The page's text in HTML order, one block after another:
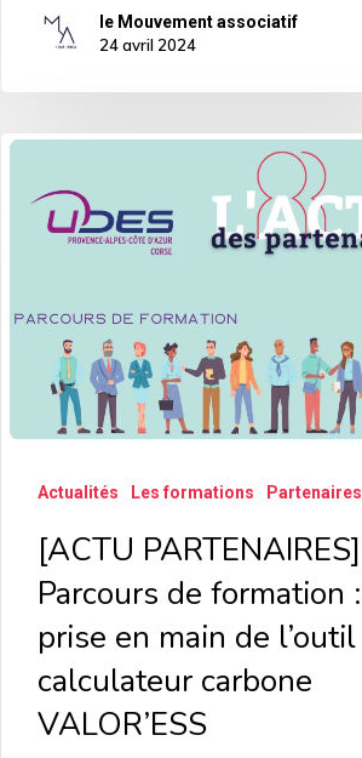
le Mouvement associatif
24 avril 2024
[ACTU
PARTENAIRES]
Parcours
formation
l’outil
calculateur
VALOR’ESS
Actualités Les formations Partenaires
[ACTU PARTENAIRES]
Parcours de formation :
prise en main de l’outil
calculateur carbone
VALOR’ESS